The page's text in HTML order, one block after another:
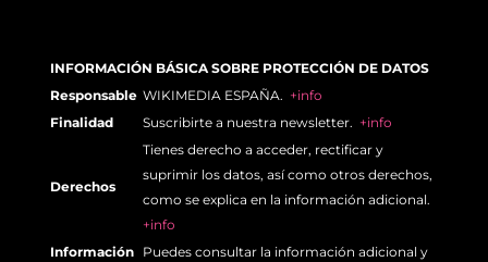
INFORMACIÓN BÁSICA SOBRE PROTECCIÓN DE DATOS
Responsable WIKIMEDIA ESPAÑA. +info
Finalidad
Suscribirte a nuestra newsletter. +info
Derechos
Tienes derecho a acceder, rectificar y
suprimir los datos, así como otros derechos,
como se explica en la información adicional.
+info
Información
Puedes consultar la información adicional y